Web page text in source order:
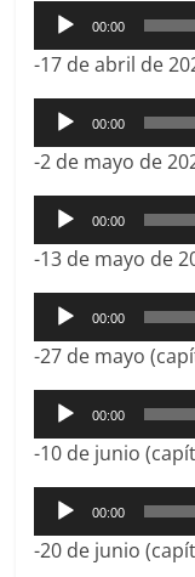
Reproductor
de
audio
00:00
-17 de abril de
Reproductor
de
audio
00:00
-2 de mayo de
Reproductor
de
audio
00:00
-13 de mayo de
Reproductor
de
audio
00:00
-27 de mayo
Reproductor
de
audio
00:00
-10 de junio
Reproductor
de
audio
00:00
-20 de junio